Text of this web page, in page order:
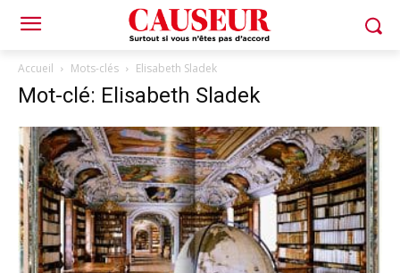
Accueil Mots-clés Elisabeth Sladek
Mot-clé: Elisabeth Sladek